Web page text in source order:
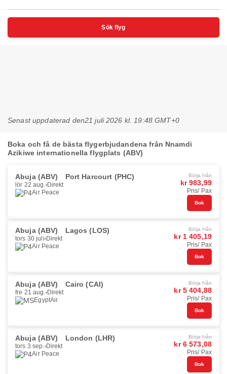
Sök flyg
Senast uppdaterad den21 juli 2026 kl. 19:48 GMT+0
Boka och få de bästa flygerbjudandena från Nnamdi
Azikiwe internationella flygplats (ABV)
Abuja (ABV) Port Harcourt (PHC)
lör 22 aug. Direkt
Air Peace
Börja från
kr 983,99
Pris/ Pax
Bok
Abuja (ABV) Lagos (LOS)
tors 30 juli Direkt
Air Peace
Börja från
kr 1 405,19
Pris/ Pax
Bok
Abuja (ABV) Cairo (CAI)
fre 21 aug. Direkt
EgyptAir
Börja från
kr 5 404,88
Pris/ Pax
Bok
Abuja (ABV) London (LHR)
tors 3 sep. Direkt
Air Peace
Börja från
kr 6 573,08
Pris/ Pax
Bok